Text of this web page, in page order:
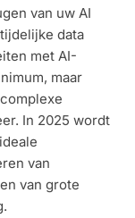
van uw AI
data
met AI-
maar
In 2025 wordt
van
van grote